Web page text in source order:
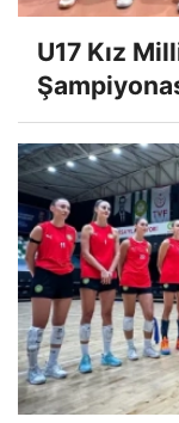
U17 Kız